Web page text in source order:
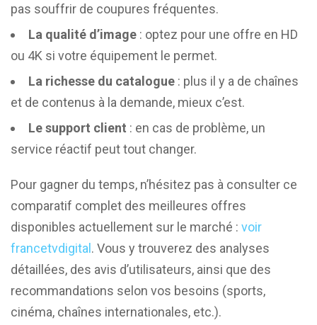
pas souffrir de coupures fréquentes.
La qualité d’image : optez pour une offre en HD
ou 4K si votre équipement le permet.
La richesse du catalogue : plus il y a de chaînes
et de contenus à la demande, mieux c’est.
Le support client : en cas de problème, un
service réactif peut tout changer.
Pour gagner du temps, n’hésitez pas à consulter ce
comparatif complet des meilleures offres
disponibles actuellement sur le marché : voir
francetvdigital . Vous y trouverez des analyses
détaillées, des avis d’utilisateurs, ainsi que des
recommandations selon vos besoins (sports,
cinéma, chaînes internationales, etc.).